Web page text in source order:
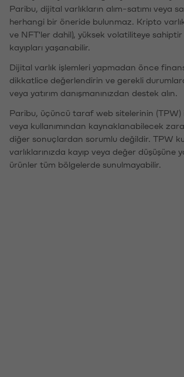
Paribu, dijital varlıkların alım-satımı veya
herhangi bir öneride bulunmaz. Kripto
ve NFT'ler dahil), yüksek volatiliteye
kayıpları yaşanabilir.
Dijital varlık işlemleri yapmadan önce
dikkatlice değerlendirin ve gerekli
veya yatırım danışmanınızdan destek alın.
Paribu, üçüncü taraf web sitelerinin (TPW)
veya kullanımından kaynaklanabilecek
diğer sonuçlardan sorumlu değildir. TPW
varlıklarınızda kayıp veya değer düşüşüne
ürünler tüm bölgelerde sunulmayabilir.